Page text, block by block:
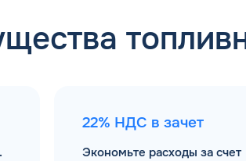
22% НДС в зачет
Экономьте расходы за счет